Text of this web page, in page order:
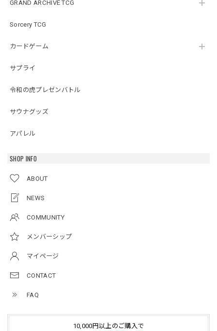
GRAND ARCHIVE TCG
Sorcery TCG
カードゲーム
サプライ
令和の虎プレゼンバトル
サウナグッズ
アパレル
SHOP INFO
ABOUT
NEWS
COMMUNITY
メンバーシップ
マイページ
CONTACT
FAQ
10,000円以上のご購入で